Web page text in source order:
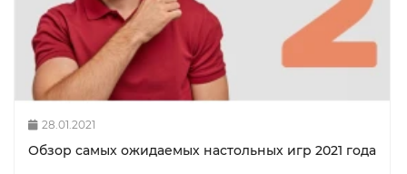
28.01.2021
Обзор самых ожидаемых настольных игр 2021 года